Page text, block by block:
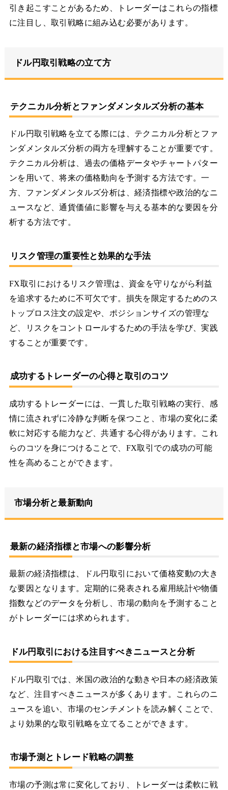
引き起こすことがあるため、トレーダーはこれらの指標
に注目し、取引戦略に組み込む必要があります。
ドル円取引戦略の立て方
テクニカル分析とファンダメンタルズ分析の基本
ドル円取引戦略を立てる際には、テクニカル分析とファ
ンダメンタルズ分析の両方を理解することが重要です。
テクニカル分析は、過去の価格データやチャートパター
ンを用いて、将来の価格動向を予測する方法です。一
方、ファンダメンタルズ分析は、経済指標や政治的なニ
ュースなど、通貨価値に影響を与える基本的な要因を分
析する方法です。
リスク管理の重要性と効果的な手法
FX取引におけるリスク管理は、資金を守りながら利益
を追求するために不可欠です。損失を限定するためのス
トップロス注文の設定や、ポジションサイズの管理な
ど、リスクをコントロールするための手法を学び、実践
することが重要です。
成功するトレーダーの心得と取引のコツ
成功するトレーダーには、一貫した取引戦略の実行、感
情に流されずに冷静な判断を保つこと、市場の変化に柔
軟に対応する能力など、共通する心得があります。これ
らのコツを身につけることで、FX取引での成功の可能
性を高めることができます。
市場分析と最新動向
最新の経済指標と市場への影響分析
最新の経済指標は、ドル円取引において価格変動の大き
な要因となります。定期的に発表される雇用統計や物価
指数などのデータを分析し、市場の動向を予測すること
がトレーダーには求められます。
ドル円取引における注目すべきニュースと分析
ドル円取引では、米国の政治的な動きや日本の経済政策
など、注目すべきニュースが多くあります。これらのニ
ュースを追い、市場のセンチメントを読み解くことで、
より効果的な取引戦略を立てることができます。
市場予測とトレード戦略の調整
市場の予測は常に変化しており、トレーダーは柔軟に戦